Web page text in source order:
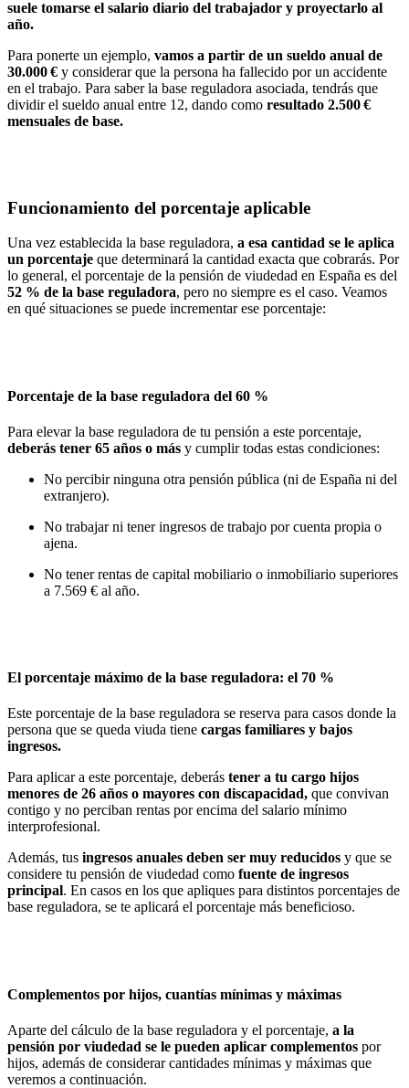
suele tomarse el salario diario del trabajador y proyectarlo al
año.
Para ponerte un ejemplo, vamos a partir de un sueldo anual de
30.000 € y considerar que la persona ha fallecido por un accidente
en el trabajo. Para saber la base reguladora asociada, tendrás que
dividir el sueldo anual entre 12, dando como resultado 2.500 €
mensuales de base.
Funcionamiento del porcentaje aplicable
Una vez establecida la base reguladora, a esa cantidad se le aplica
un porcentaje que determinará la cantidad exacta que cobrarás. Por
lo general, el porcentaje de la pensión de viudedad en España es del
52 % de la base reguladora, pero no siempre es el caso. Veamos
en qué situaciones se puede incrementar ese porcentaje:
Porcentaje de la base reguladora del 60 %
Para elevar la base reguladora de tu pensión a este porcentaje,
deberás tener 65 años o más y cumplir todas estas condiciones:
No percibir ninguna otra pensión pública (ni de España ni del
extranjero).
No trabajar ni tener ingresos de trabajo por cuenta propia o
ajena.
No tener rentas de capital mobiliario o inmobiliario superiores
a 7.569 € al año.
El porcentaje máximo de la base reguladora: el 70 %
Este porcentaje de la base reguladora se reserva para casos donde la
persona que se queda viuda tiene cargas familiares y bajos
ingresos.
Para aplicar a este porcentaje, deberás tener a tu cargo hijos
menores de 26 años o mayores con discapacidad, que convivan
contigo y no perciban rentas por encima del salario mínimo
interprofesional.
Además, tus ingresos anuales deben ser muy reducidos y que se
considere tu pensión de viudedad como fuente de ingresos
principal. En casos en los que apliques para distintos porcentajes de
base reguladora, se te aplicará el porcentaje más beneficioso.
Complementos por hijos, cuantías mínimas y máximas
Aparte del cálculo de la base reguladora y el porcentaje, a la
pensión por viudedad se le pueden aplicar complementos por
hijos, además de considerar cantidades mínimas y máximas que
veremos a continuación.